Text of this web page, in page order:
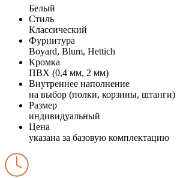
Белый
Стиль
Классический
Фурнитура
Boyard, Blum, Hettich
Кромка
ПВХ (0,4 мм, 2 мм)
Внутреннее наполнение
на выбор (полки, корзины, штанги)
Размер
индивидуальный
Цена
указана за базовую комплектацию